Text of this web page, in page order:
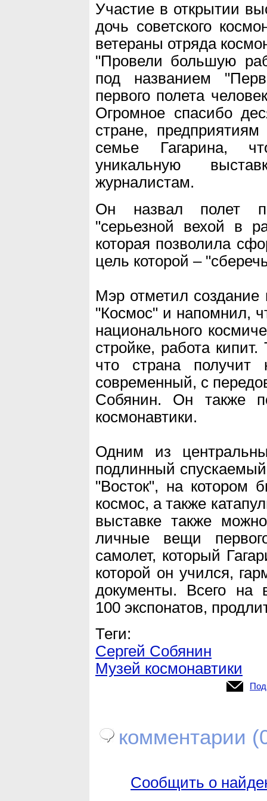
Участие в открытии
дочь советского
ветераны отряда
"Провели большую
под названием
первого полета
Огромное спасибо
стране, предприятиям
семье Гагарина,
уникальную
журналистам.
Он назвал полет
"серьезной вехой в
которая позволила
цель которой –
Мэр отметил
"Космос" и напомнил,
национального
стройке, работа
что страна получит
современный, с
Собянин. Он также
космонавтики.
Одним из
подлинный спускаемый
"Восток", на котором
космос, а также
выставке также
личные вещи
самолет, который
которой он учился,
документы. Всего на
100 экспонатов,
Теги:
Сергей Собянин
Музей космонавтики
комментарии
Сообщить о